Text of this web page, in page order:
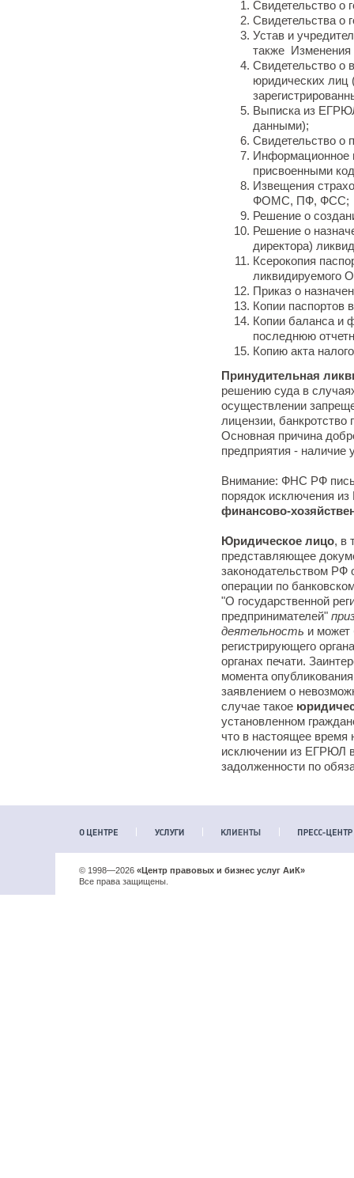
Свидетельство о
Свидетельства о
Устав и
также Изменения
Свидетельство о
юридических
Выписка из
данными);
Свидетельство о
Информационное
присвоенными
Извещения
ФОМС, ПФ, ФСС;
Решение о
Решение о
директора)
Ксерокопия
ликвидируемого
Приказ о
Копии паспортов
Копии баланса и
последнюю
Копию акта
Принудительная
решению суда в
осуществлении
лицензии, банкротство
Основная причина
предприятия - наличие
Внимание: ФНС РФ
порядок исключения
финансово-
Юридическое лицо, в
представляющее
законодательством РФ
операции по
"О государственной
предпринимателей"
деятельность и
регистрирующего
органах печати.
момента
заявлением о
случае такое
установленном
что в настоящее время
исключении из ЕГРЮЛ
задолженности по
© 1998—2026 «Центр правовых и бизнес услуг АиК»
Все права защищены.